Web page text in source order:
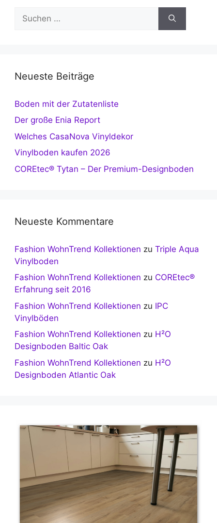
nach:
Neueste Beiträge
Boden mit der Zutatenliste
Der große Enia Report
Welches CasaNova Vinyldekor
Vinylboden kaufen 2026
COREtec® Tytan – Der Premium-Designboden
Neueste Kommentare
Fashion WohnTrend Kollektionen zu Triple Aqua
Vinylboden
Fashion WohnTrend Kollektionen zu COREtec®
Erfahrung seit 2016
Fashion WohnTrend Kollektionen zu IPC
Vinylböden
Fashion WohnTrend Kollektionen zu H²O
Designboden Baltic Oak
Fashion WohnTrend Kollektionen zu H²O
Designboden Atlantic Oak